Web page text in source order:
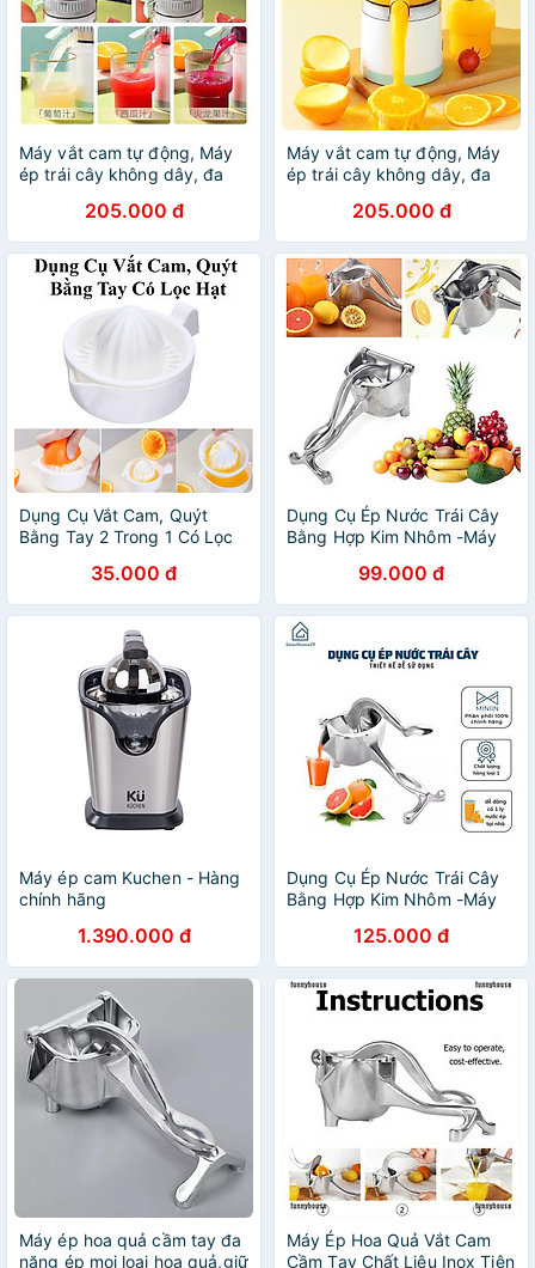
Máy vắt cam tự động, Máy
ép trái cây không dây, đa
205.000 đ
Máy vắt cam tự động, Máy
ép trái cây không dây, đa
205.000 đ
Dụng Cụ Vắt Cam, Quýt
Bằng Tay 2 Trong 1 Có Lọc
35.000 đ
Dụng Cụ Ép Nước Trái Cây
Bằng Hợp Kim Nhôm -Máy
99.000 đ
Máy ép cam Kuchen - Hàng
chính hãng
1.390.000 đ
Dụng Cụ Ép Nước Trái Cây
Bằng Hợp Kim Nhôm -Máy
Loại 1 - Chính Hãng MINIIN
125.000 đ
Máy ép hoa quả cầm tay đa
năng ép mọi loại hoa quả,giữ
Máy Ép Hoa Quả Vắt Cam
Cầm Tay Chất Liệu Inox Tiện